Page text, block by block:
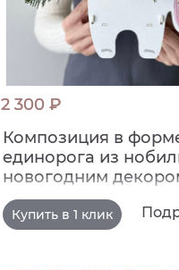
2 300 ₽
Композиция в
единорога из
новогодним
Купить в 1 клик